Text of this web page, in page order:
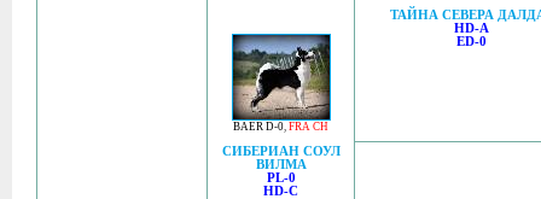
BAER D-0, FRA CH
СИБЕРИАН СОУЛ
ВИЛМА
PL-0
HD-C
ТАЙНА СЕВЕРА
HD-A
ED-0